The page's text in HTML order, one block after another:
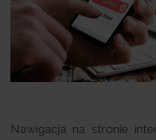
Nawigacja na stronie